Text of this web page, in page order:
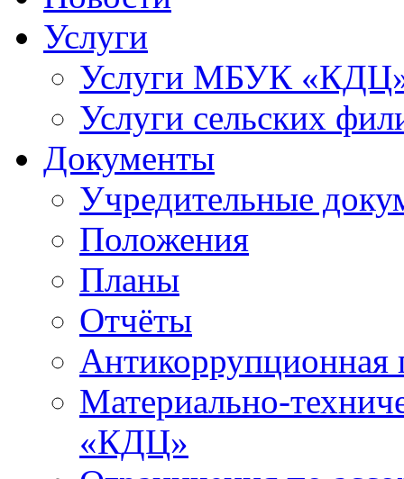
Услуги
Услуги МБУК
Услуги сельских
Документы
Учредительные
Положения
Планы
Отчёты
Антикоррупционная
Материально-
«КДЦ»